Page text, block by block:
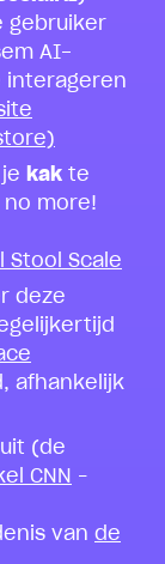
gebruiker
AI-
interageren
kak te
no more!
Stool Scale
deze
afhankelijk
(de
CNN –
van de